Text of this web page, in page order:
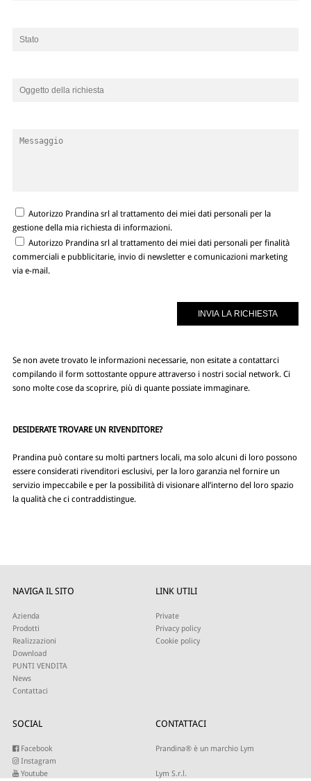
Autorizzo Prandina srl al trattamento dei miei dati personali per la
gestione della mia richiesta di informazioni.
Autorizzo Prandina srl al trattamento dei miei dati personali per finalità
commerciali e pubblicitarie, invio di newsletter e comunicazioni marketing
via e-mail.
Se non avete trovato le informazioni necessarie, non esitate a contattarci
compilando il form sottostante oppure attraverso i nostri social network. Ci
sono molte cose da scoprire, più di quante possiate immaginare.
DESIDERATE TROVARE UN RIVENDITORE?
Prandina può contare su molti partners locali, ma solo alcuni di loro possono
essere considerati rivenditori esclusivi, per la loro garanzia nel fornire un
servizio impeccabile e per la possibilità di visionare all’interno del loro spazio
la qualità che ci contraddistingue.
NAVIGA IL SITO
Azienda
Prodotti
Realizzazioni
Download
PUNTI VENDITA
News
Contattaci
LINK UTILI
Private
Privacy policy
Cookie policy
SOCIAL
Facebook
Instagram
Youtube
CONTATTACI
Prandina® è un marchio Lym
Lym S.r.l.